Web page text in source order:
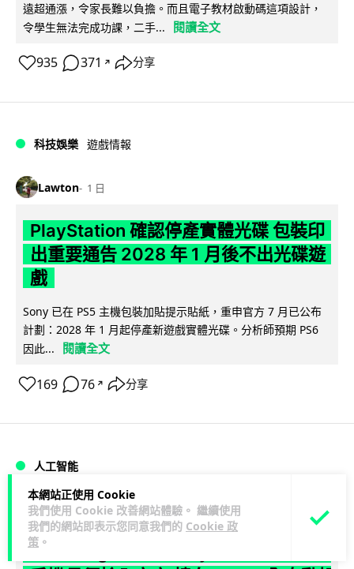
本網站正使用 Cookie
我們使用 Cookie 改善網站體驗。 繼續使用
我們的網站即表示您同意我們的 Cookie 政
策 。
遠超通漲，令家長難以負擔。而且電子教材啟動碼這項設計，
令學生無法完成功課，二手...
閱讀全文
935 371 ↗ 分享
科技娛樂 遊戲情報
Lawton 1 日
PlayStation 確認停產實體光碟 包裝印
出重要通告 2028 年 1 月後不出光碟遊
戲
Sony 已在 PS5 主機包裝加貼提示貼紙，重申官方 7 月已公布
計劃：2028 年 1 月起停產新遊戲實體光碟。分析師預期 PS6
因此...
閱讀全文
169 76 ↗ 分享
人工智能
Vin 1 日
Samsung 展示 Galaxy AI 新方向 未來